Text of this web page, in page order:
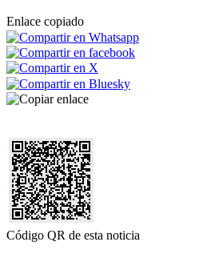
Enlace copiado
Código QR de esta noticia